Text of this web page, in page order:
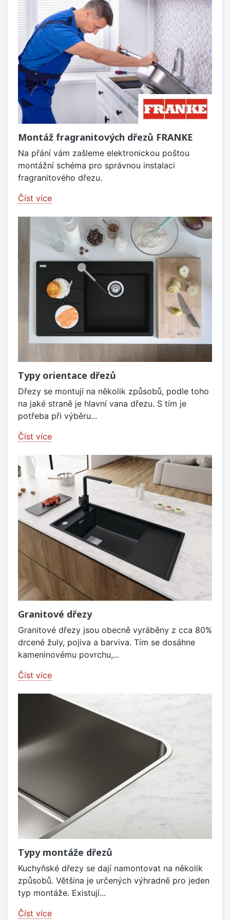
Montáž fragranitových dřezů FRANKE
Na přání vám zašleme elektronickou poštou
montážní schéma pro správnou instalaci
fragranitového dřezu.
Číst více
Typy orientace dřezů
Dřezy se montují na několik způsobů, podle toho
na jaké straně je hlavní vana dřezu. S tím je
potřeba při výběru...
Číst více
Granitové dřezy
Granitové dřezy jsou obecně vyráběny z cca 80%
drcené žuly, pojiva a barviva. Tím se dosáhne
kameninovému povrchu,...
Číst více
Typy montáže dřezů
Kuchyňské dřezy se dají namontovat na několik
způsobů. Většina je určených výhradně pro jeden
typ montáže. Existují...
Číst více